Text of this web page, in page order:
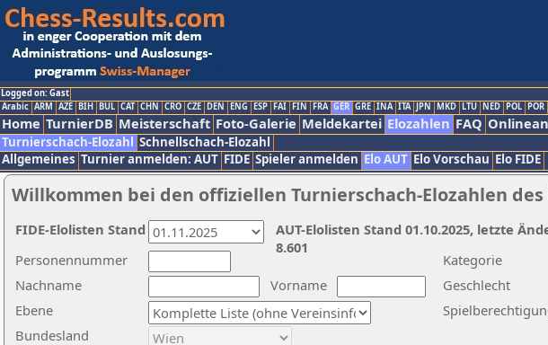
Logged on: Gast
Arabic ARM AZE BIH BUL CAT CHN CRO CZE DEN ENG ESP FAI FIN FRA GER GRE INA ITA JPN MKD LTU NED POL POR
Home TurnierDB Meisterschaft Foto-Galerie Meldekartei Elozahlen FAQ
Turnierschach-Elozahl Schnellschach-Elozahl
Allgemeines Turnier anmelden: AUT FIDE Spieler anmelden Elo AUT Elo Vorschau Elo FIDE
Willkommen bei den offiziellen Turnierschach-Elozahlen des
Nachname
Vorname
Ebene
Kategorie
Personennummer
Bundesland
Geschlecht
AUT-Elolisten Stand 01.10.2025, letzte
8.601
FIDE-Elolisten Stand